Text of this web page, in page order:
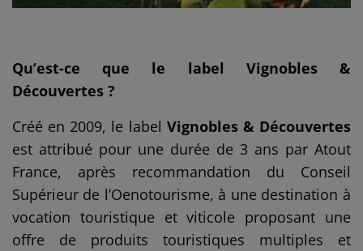
Qu’est-ce que le label Vignobles &
Découvertes ?
Créé en 2009, le label Vignobles & Découvertes
est attribué pour une durée de 3 ans par Atout
France, après recommandation du Conseil
Supérieur de l’Oenotourisme, à une destination à
vocation touristique et viticole proposant une
offre de produits touristiques multiples et